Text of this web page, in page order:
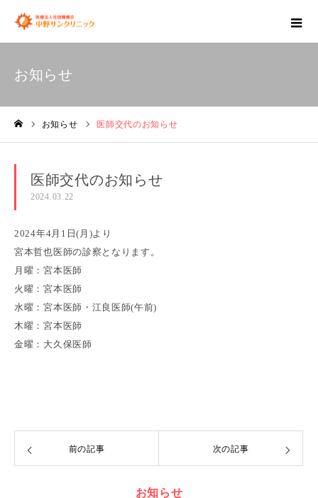
お知らせ
お知らせ 医師交代のお知らせ
医師交代のお知らせ
2024.03.22
2024年4月1日(月)より
宮本哲也医師の診察となります。
月曜：宮本医師
火曜：宮本医師
水曜：宮本医師・江良医師(午前)
木曜：宮本医師
金曜：大久保医師
前の記事 次の記事
お知らせ